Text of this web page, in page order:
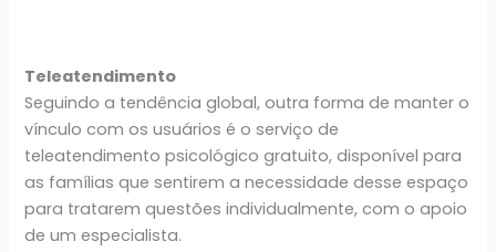
Teleatendimento
Seguindo a tendência global, outra forma de manter o
vínculo com os usuários é o serviço de
teleatendimento psicológico gratuito, disponível para
as famílias que sentirem a necessidade desse espaço
para tratarem questões individualmente, com o apoio
de um especialista.